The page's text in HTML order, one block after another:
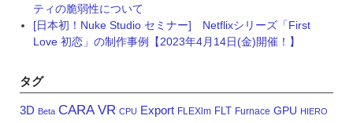
ティの脆弱性について
[日本初！Nuke Studio セミナー] Netflixシリーズ「First
Love 初恋」の制作事例【2023年4月14日(金)開催！】
タグ
3D Beta CARA VR CPU Export FLEXlm FLT Furnace GPU HIERO